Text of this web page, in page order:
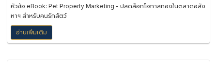
หัวข้อ eBook: Pet Property Marketing - ปลดล็อกโอกาสทองในตลาดอสัง
หาฯ สำหรับคนรักสัตว์
อ่านเพิ่มเติม